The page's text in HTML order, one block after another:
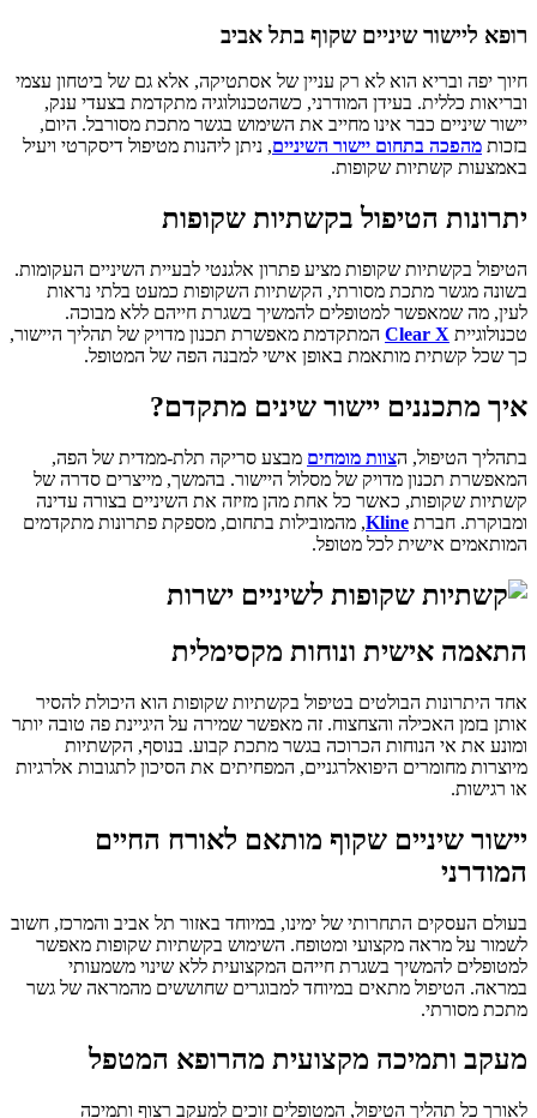
רופא ליישור שיניים שקוף בתל אביב
חיוך יפה ובריא הוא לא רק עניין של אסתטיקה, אלא גם של ביטחון עצמי
ובריאות כללית. בעידן המודרני, כשהטכנולוגיה מתקדמת בצעדי ענק,
יישור שיניים כבר אינו מחייב את השימוש בגשר מתכת מסורבל. היום,
בזכות מהפכה בתחום יישור השיניים, ניתן ליהנות מטיפול דיסקרטי ויעיל
באמצעות קשתיות שקופות.
יתרונות הטיפול בקשתיות שקופות
הטיפול בקשתיות שקופות מציע פתרון אלגנטי לבעיית השיניים העקומות.
בשונה מגשר מתכת מסורתי, הקשתיות השקופות כמעט בלתי נראות
לעין, מה שמאפשר למטופלים להמשיך בשגרת חייהם ללא מבוכה.
טכנולוגיית Clear X המתקדמת מאפשרת תכנון מדויק של תהליך היישור,
כך שכל קשתית מותאמת באופן אישי למבנה הפה של המטופל.
איך מתכננים יישור שינים מתקדם?
בתהליך הטיפול, הצוות מומחים מבצע סריקה תלת-ממדית של הפה,
המאפשרת תכנון מדויק של מסלול היישור. בהמשך, מייצרים סדרה של
קשתיות שקופות, כאשר כל אחת מהן מזיזה את השיניים בצורה עדינה
ומבוקרת. חברת Kline, מהמובילות בתחום, מספקת פתרונות מתקדמים
המותאמים אישית לכל מטופל.
התאמה אישית ונוחות מקסימלית
אחד היתרונות הבולטים בטיפול בקשתיות שקופות הוא היכולת להסיר
אותן בזמן האכילה והצחצוח. זה מאפשר שמירה על היגיינת פה טובה יותר
ומונע את אי הנוחות הכרוכה בגשר מתכת קבוע. בנוסף, הקשתיות
מיוצרות מחומרים היפואלרגניים, המפחיתים את הסיכון לתגובות אלרגיות
או רגישות.
יישור שיניים שקוף מותאם לאורח החיים
המודרני
בעולם העסקים התחרותי של ימינו, במיוחד באזור תל אביב והמרכז, חשוב
לשמור על מראה מקצועי ומטופח. השימוש בקשתיות שקופות מאפשר
למטופלים להמשיך בשגרת חייהם המקצועית ללא שינוי משמעותי
במראה. הטיפול מתאים במיוחד למבוגרים שחוששים מהמראה של גשר
מתכת מסורתי.
מעקב ותמיכה מקצועית מהרופא המטפל
לאורך כל תהליך הטיפול, המטופלים זוכים למעקב רצוף ותמיכה